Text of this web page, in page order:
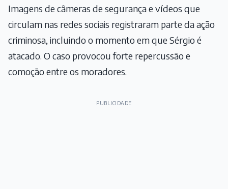
Imagens de câmeras de segurança e vídeos que
circulam nas redes sociais registraram parte da ação
criminosa, incluindo o momento em que Sérgio é
atacado. O caso provocou forte repercussão e
comoção entre os moradores.
PUBLICIDADE